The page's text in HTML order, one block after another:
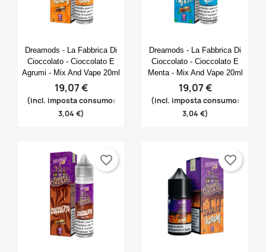
Anteprima
Dreamods - La Fabbrica Di
Cioccolato - Cioccolato E
Agrumi - Mix And Vape 20ml
19,07 €
(incl. imposta consumo:
3,04 €)
Anteprima
Dreamods - La Fabbrica Di
Cioccolato - Cioccolato E
Menta - Mix And Vape 20ml
19,07 €
(incl. imposta consumo:
3,04 €)
favorite_border favorite_border